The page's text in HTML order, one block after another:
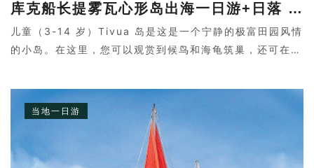
库克船长提雾瓦心形岛出海一日游+日落 - 儿童（3-14 岁）
儿童（3-14 岁）Tivua 岛是这是一个宁静的极富田园风情
的小岛。在这里，您可以观赏到候鸟和海龟筑巢，还可在岛
为 3-9 岁的孩子们提供了一系列的体育活动——沙滩排球,
寻宝游戏等等
当地一日游